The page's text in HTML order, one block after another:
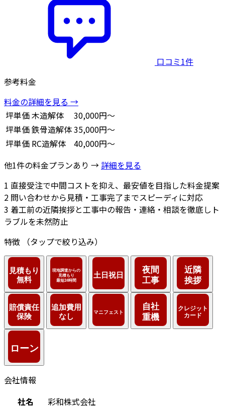
口コミ1件
参考料金
料金の詳細を見る →
坪単価木造解体
30,000円～
坪単価鉄骨造解体35,000円～
坪単価 RC造解体
40,000円～
他1件の料金プランあり → 詳細を見る
1 直接受注で中間コストを抑え、最安値を目指した料金提案
2 問い合わせから見積・工事完了までスピーディに対応
3 着工前の近隣挨拶と工事中の報告・連絡・相談を徹底しト
ラブルを未然防止
特徴
（タップで絞り込み）
会社情報
社名
彩和株式会社